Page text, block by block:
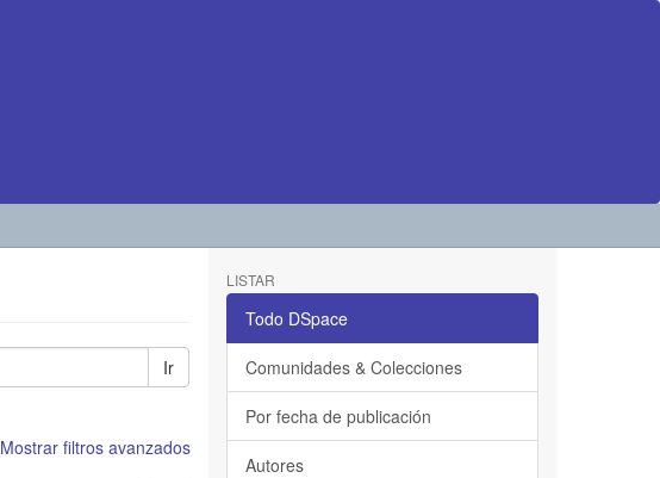
Ir
Mostrar filtros avanzados
LISTAR
Todo DSpace
Comunidades & Colecciones
Por fecha de publicación
Autores